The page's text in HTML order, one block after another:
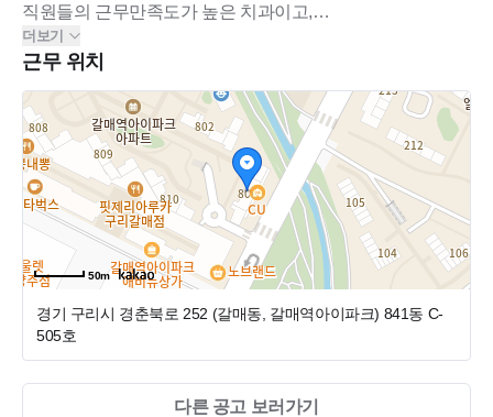
직원들의 근무만족도가 높은 치과이고,
단단하게 성장해온 안정된 치과입니다.
소아청소년을 대상으로
소아치과와 교정과 영역을 활발히 진료하고 있습니다.
더보기
근무 위치
50m
경기 구리시 경춘북로 252 (갈매동, 갈매역아이파크) 841동 C-
505호
다른 공고 보러가기